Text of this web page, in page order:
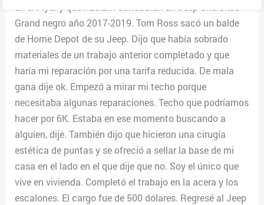
en el Flyer y qué hacían. Conducían un Jeep Cherokee
Grand negro año 2017-2019. Tom Ross sacó un balde
de Home Depot de su Jeep. Dijo que había sobrado
materiales de un trabajo anterior completado y que
haría mi reparación por una tarifa reducida. De mala
gana dije ok. Empezó a mirar mi techo porque
necesitaba algunas reparaciones. Techo que podríamos
hacer por 6K. Estaba en ese momento buscando a
alguien, dije. También dijo que hicieron una cirugía
estética de puntas y se ofreció a sellar la base de mi
casa en el lado en el que dije que no. Soy el único que
vive en vivienda. Completó el trabajo en la acera y los
escalones. El cargo fue de 500 dólares. Regresé al Jeep